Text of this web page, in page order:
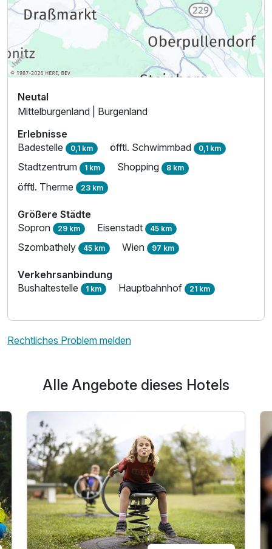
Neutal
Mittelburgenland | Burgenland
Erlebnisse
Badestelle 0,1 km öfftl. Schwimmbad 0,1 km
Stadtzentrum 1 km Shopping 8 km
öfftl. Therme 23 km
Größere Städte
Sopron 29 km Eisenstadt 45 km
Szombathely 45 km Wien 97 km
Verkehrsanbindung
Bushaltestelle 1 km Hauptbahnhof 21 km
Rechtliches Problem melden
Alle Angebote dieses Hotels